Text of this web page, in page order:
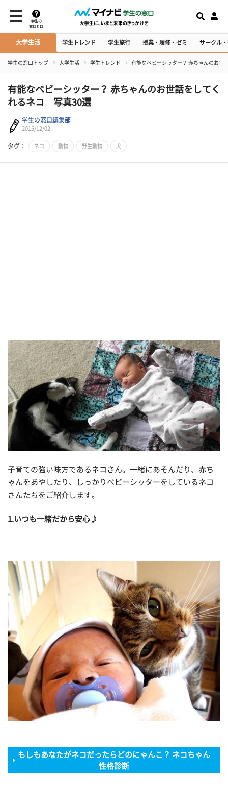
学生の
窓口とは
大学生活 学生トレンド 学生旅行 授業・履修・ゼミ サークル
学生の窓口トップ 大学生活 学生トレンド 有能なベビーシッター？ 赤ちゃんのお
有能なベビーシッター？ 赤ちゃんのお世話をしてく
れるネコ 写真30選
学生の窓口編集部
2015/12/02
タグ： ネコ 動物 野生動物 犬
子育ての強い味方であるネコさん。一緒にあそんだり、赤ち
ゃんをあやしたり、しっかりベビーシッターをしているネコ
さんたちをご紹介します。
1.いつも一緒だから安心♪
もしもあなたがネコだったらどのにゃんこ？ ネコちゃん
性格診断